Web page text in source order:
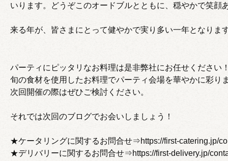
いります。どうぞこのオードブルとともに、穏やかで笑顔
来る年が、皆さまにとって健やかで実り多い一年となり
パーティにピッタリなお料理は是非弊社にお任せください
旬の食材を使用したお料理でパーティ会場を華やかに彩り
次回開催の際はぜひご検討ください。
それでは次回のブログでお会いしましょう！
★ケータリングに関するお問合せ⇒https://first-catering.jp/
★デリバリーに関するお問合せ⇒https://first-delivery.jp/